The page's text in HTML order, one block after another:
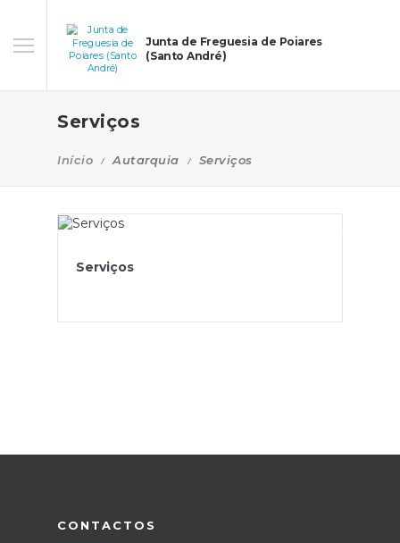
Junta de Freguesia de Poiares
(Santo André)
Serviços
Início Autarquia Serviços
Serviços
CONTACTOS